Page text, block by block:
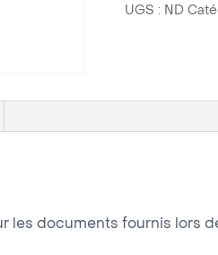
d'Ivoire
UGS : ND
les documents fournis lors